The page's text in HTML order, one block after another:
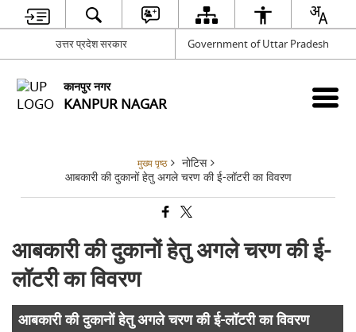
उत्तर प्रदेश सरकार Government of Uttar Pradesh
कानपुर नगर
KANPUR NAGAR
मुख्य पृष्ठ
नोटिस
आबकारी की दुकानों हेतु अगले चरण की ई-लॉटरी का विवरण
आबकारी की दुकानों हेतु अगले चरण की ई-
लॉटरी का विवरण
आबकारी की दुकानों हेतु अगले चरण की ई-लॉटरी का विवरण